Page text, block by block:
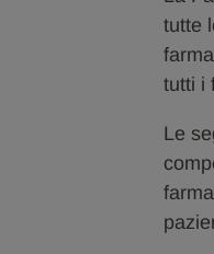
tutte
tutti i
Le